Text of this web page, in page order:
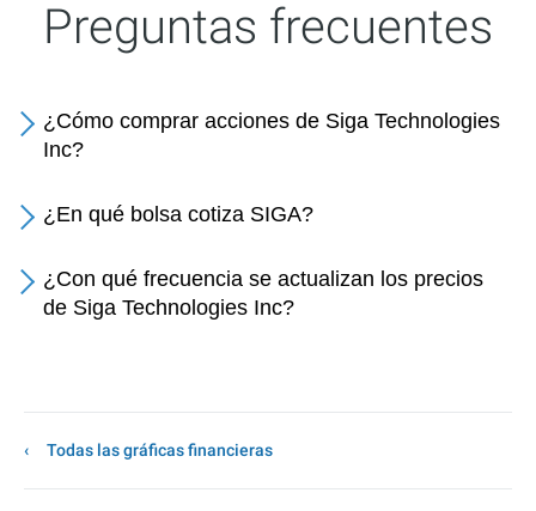
Preguntas frecuentes
¿Cómo comprar acciones de Siga Technologies
Inc?
¿En qué bolsa cotiza SIGA?
¿Con qué frecuencia se actualizan los precios
de Siga Technologies Inc?
Todas las gráficas financieras